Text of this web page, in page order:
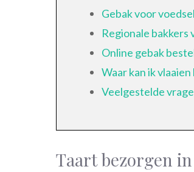
Gebak voor
Regionale bakkers
Online gebak
Waar kan ik vlaaien
Veelgestelde
Taart bezorgen